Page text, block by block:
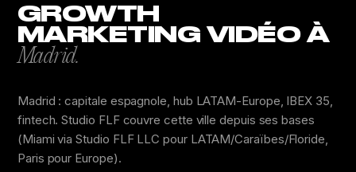
GROWTH
MARKETING VIDÉO À
Madrid.
Madrid : capitale espagnole, hub LATAM-Europe, IBEX 35,
fintech. Studio FLF couvre cette ville depuis ses bases
(Miami via Studio FLF LLC pour LATAM/Caraïbes/Floride,
Paris pour Europe).